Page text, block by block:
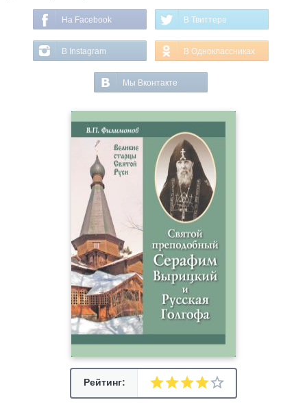
На Facebook В Твиттере
В Instagram В Одноклассниках
Мы Вконтакте
Рейтинг: